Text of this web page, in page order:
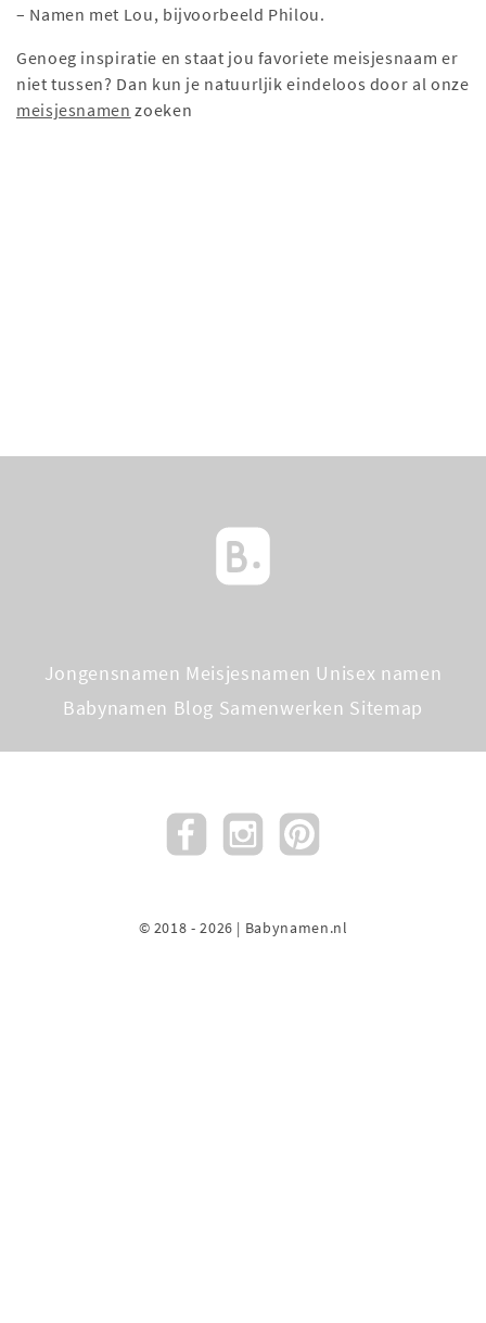
– Namen met Lou, bijvoorbeeld Philou.
Genoeg inspiratie en staat jou favoriete meisjesnaam er
niet tussen? Dan kun je natuurljik eindeloos door al onze
meisjesnamen zoeken
Jongensnamen Meisjesnamen Unisex namen
Babynamen Blog Samenwerken Sitemap
© 2018 - 2026 | Babynamen.nl